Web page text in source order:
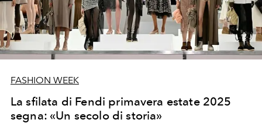
FASHION WEEK
La sfilata di Fendi primavera estate 2025
segna: «Un secolo di storia»